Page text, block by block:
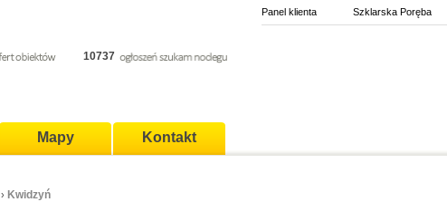
Panel klienta Szklarska Poręba
10737
Mapy Kontakt
› Kwidzyń